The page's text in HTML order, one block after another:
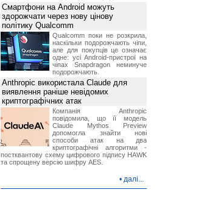
Смартфони на Android можуть
здорожчати через нову цінову
політику Qualcomm
Qualcomm поки не розкрила,
наскільки подорожчають чіпи,
але для покупців це означає
одне: усі Android-пристрої на
чіпах Snapdragon неминуче
подорожчають.
Anthropic використала Claude для
виявлення раніше невідомих
криптографічних атак
Компанія Anthropic
повідомила, що її модель
Claude Mythos Preview
допомогла знайти нові
способи атак на два
криптографічні алгоритми -
постквантову схему цифрового підпису HAWK
та спрощену версію шифру AES.
• далі...